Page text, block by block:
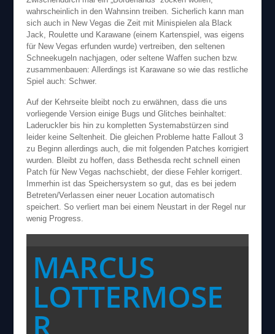
wahrscheinlich in den Wahnsinn treiben. Sicherlich kann man
sich auch in New Vegas die Zeit mit Minispielen ala Black
Jack, Roulette und Karawane (einem Kartenspiel, was eigens
für New Vegas erfunden wurde) vertreiben, den seltenen
Schneekugeln nachjagen, oder seltene Waffen suchen bzw.
zusammenbauen: Allerdings ist Karawane so wie das restliche
Spiel auch: Schwer.
Auf der Kehrseite bleibt noch zu erwähnen, dass die uns
vorliegende Version einige Bugs und Glitches beinhaltet:
Laderuckler bis hin zu kompletten Systemabstürzen sind
leider keine Seltenheit. Die gleichen Probleme hatte Fallout 3
zu Beginn allerdings auch, die mit folgenden Patches korrigiert
wurden. Bleibt zu hoffen, dass Bethesda recht schnell einen
Patch für New Vegas nachschiebt, der diese Fehler korrigert.
Immerhin ist das Speichersystem so gut, das es bei jedem
Betreten/Verlassen einer neuer Location automatisch
speichert. So verliert man bei einem Neustart in der Regel nur
wenig Progress.
MARCUS
LOTTERMOSE
R